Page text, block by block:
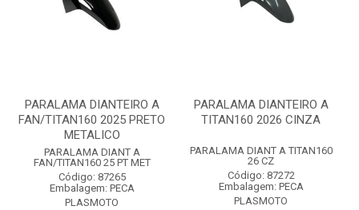
PARALAMA DIANTEIRO A
FAN/TITAN160 2025 PRETO
METALICO
PARALAMA DIANT A
FAN/TITAN160 25 PT MET
Código: 87265
Embalagem: PECA
PLASMOTO
PARALAMA DIANTEIRO A
TITAN160 2026 CINZA
PARALAMA DIANT A TITAN160
26 CZ
Código: 87272
Embalagem: PECA
PLASMOTO